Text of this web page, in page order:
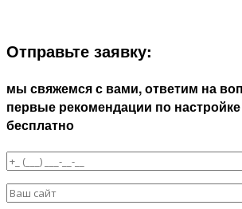
Отправьте заявку:
мы свяжемся с вами, ответим на
первые рекомендации по
бесплатно